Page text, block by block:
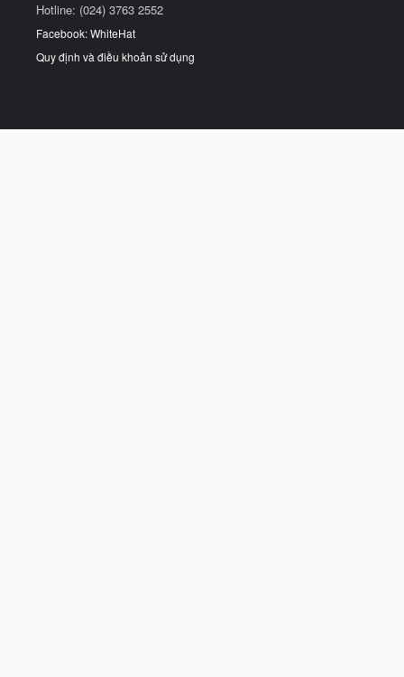
Hotline: (024) 3763 2552
Facebook: WhiteHat
Quy định và điều khoản sử dụng